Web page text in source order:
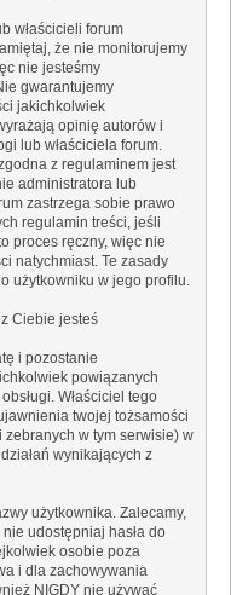
właścicieli forum
że nie monitorujemy
nie jesteśmy
gwarantujemy
jakichkolwiek
opinię autorów i
lub właściciela forum.
z regulaminem jest
administratora lub
zastrzega sobie prawo
regulamin treści, jeśli
proces ręczny, więc nie
natychmiast. Te zasady
użytkowniku w jego profilu.
Ciebie jesteś
i pozostanie
powiązanych
Właściciel tego
twojej tożsamości
w tym serwisie) w
wynikających z
użytkownika. Zalecamy,
udostępniaj hasła do
osobie poza
i dla zachowywania
NIGDY nie używać